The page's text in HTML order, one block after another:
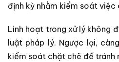
định kỳ nhằm kiểm soát việc
Linh hoạt trong xử lý không
luật pháp lý. Ngược lại,
kiểm soát chặt chẽ để tránh